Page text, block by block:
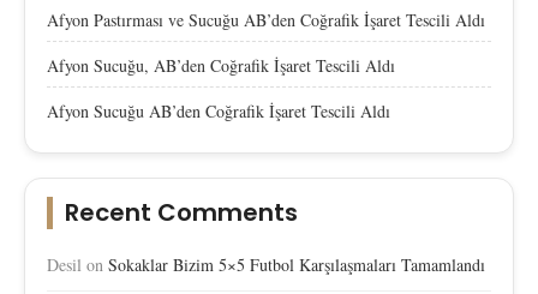
Afyon Pastırması ve Sucuğu AB’den Coğrafik İşaret Tescili Aldı
Afyon Sucuğu, AB’den Coğrafik İşaret Tescili Aldı
Afyon Sucuğu AB’den Coğrafik İşaret Tescili Aldı
Recent Comments
Desil on Sokaklar Bizim 5×5 Futbol Karşılaşmaları Tamamlandı